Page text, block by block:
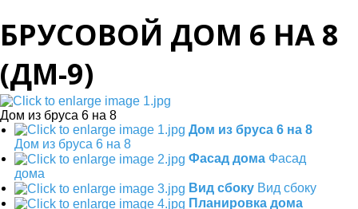
БРУСОВОЙ ДОМ 6 НА 8
(ДМ-9)
Дом из бруса 6 на 8
Дом из бруса 6 на 8
Дом из бруса 6 на 8
Фасад дома Фасад
дома
Вид сбоку Вид сбоку
Планировка дома